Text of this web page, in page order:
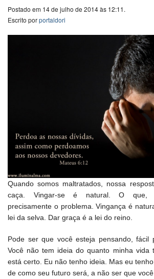
Postado em 14 de julho de 2014 às 12:11.
Escrito porportaldori
Quando somos maltratados, nossa
caça. Vingar-se é natural. O que,
precisamente o problema. Vingança é
lei da selva. Dar graça é a lei do reino.
Pode ser que você esteja pensando, fácil
Você não tem ideia do quanto minha vida
está certo. Eu não tenho ideia. Mas eu
de como seu futuro será, a não ser que